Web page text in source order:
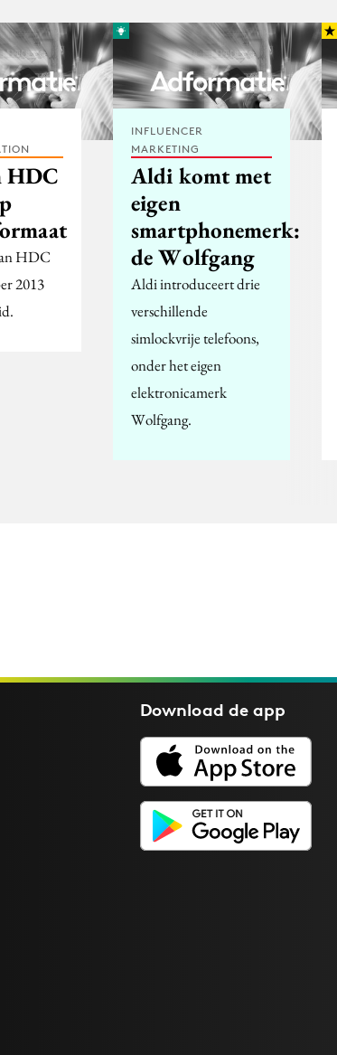
HDC
HDC
2013
INFLUENCER
MARKETING
Aldi komt met
eigen
smartphonemerk:
de Wolfgang
Aldi introduceert drie
verschillende
simlockvrije telefoons,
onder het eigen
elektronicamerk
Wolfgang.
Download deapp